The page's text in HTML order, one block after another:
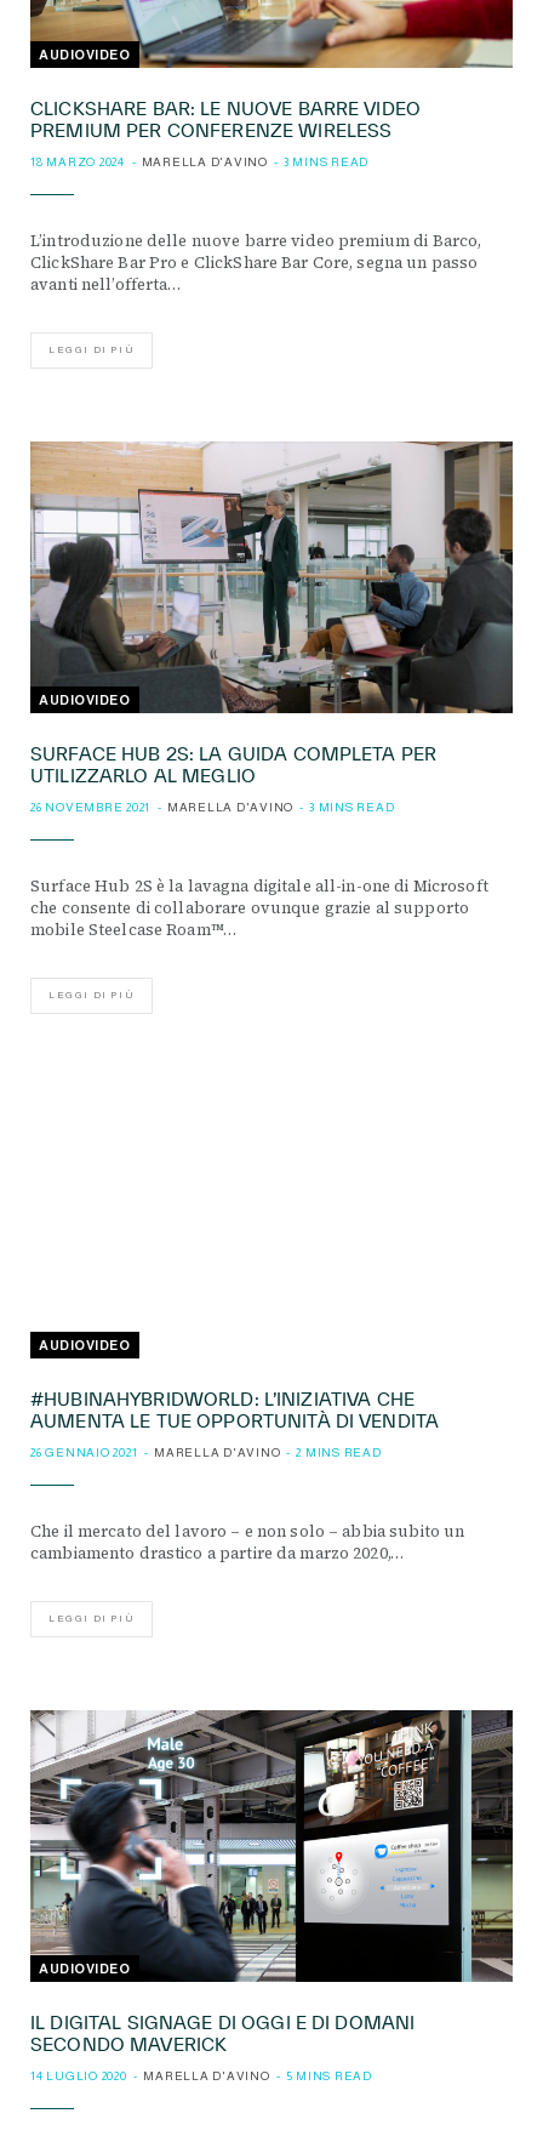
AUDIOVIDEO
CLICKSHARE BAR: LE NUOVE BARRE VIDEO
PREMIUM PER CONFERENZE WIRELESS
18 MARZO 2024 MARELLA D'AVINO 3 MINS READ
L’introduzione delle nuove barre video premium di Barco,
ClickShare Bar Pro e ClickShare Bar Core, segna un passo
avanti nell’offerta…
LEGGI DI PIÙ
AUDIOVIDEO
SURFACE HUB 2S: LA GUIDA COMPLETA PER
UTILIZZARLO AL MEGLIO
26 NOVEMBRE 2021 MARELLA D'AVINO 3 MINS READ
Surface Hub 2S è la lavagna digitale all-in-one di Microsoft
che consente di collaborare ovunque grazie al supporto
mobile Steelcase Roam™…
LEGGI DI PIÙ
AUDIOVIDEO
#HUBINAHYBRIDWORLD: L’INIZIATIVA CHE
AUMENTA LE TUE OPPORTUNITÀ DI VENDITA
26 GENNAIO 2021 MARELLA D'AVINO 2 MINS READ
Che il mercato del lavoro – e non solo – abbia subito un
cambiamento drastico a partire da marzo 2020,…
LEGGI DI PIÙ
AUDIOVIDEO
IL DIGITAL SIGNAGE DI OGGI E DI DOMANI
SECONDO MAVERICK
14 LUGLIO 2020 MARELLA D'AVINO 5 MINS READ